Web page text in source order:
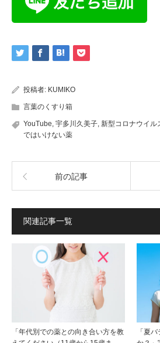
投稿者: KUMIKO
言葉のくすり箱
YouTube, 宇多川久美子, 新型コロナウイル
ではいけない薬
前の記事
関連記事一覧
「年代別での薬との向き合い方を教
「夏